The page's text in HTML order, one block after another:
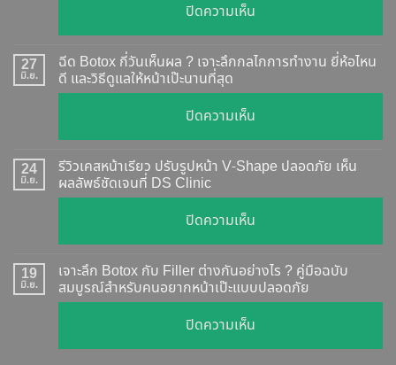
ปิดความเห็น
Botox
แท้
อย่างไร
อัปเดต
2026
ยี่ห้อ
แบบ
27
มิ.ย.
ฉีด Botox กี่วันเห็นผล ? เจาะลึกกลไกการทำงาน ยี่ห้อไหน
ดี และวิธีดูแลให้หน้าเป๊ะนานที่สุด
ปิดความเห็น
ฉีด
Botox
วัน
ผล
?
เจาะ
24
มิ.ย.
รีวิวเคสหน้าเรียว ปรับรูปหน้า V-Shape ปลอดภัย เห็น
ผลลัพธ์ชัดเจนที่ DS Clinic
ปิดความเห็น
รีวิว
เคส
หน้า
เรียว
รูป
19
มิ.ย.
เจาะลึก Botox กับ Filler ต่างกันอย่างไร ? คู่มือฉบับ
สมบูรณ์สำหรับคนอยากหน้าเป๊ะแบบปลอดภัย
ปิดความเห็น
เจาะ